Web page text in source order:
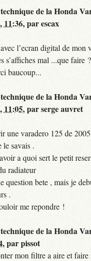
de la Honda
11:36,parescax
l’ecran digital de mon
s’affiches mal ...que faire
baucoup...
de la Honda
11:05,parserge auvret
une varadero 125 de
le savais .
a quoi sert le petit
radiateur
question bete , mais je
.
me repondre !
de la Honda
,parpissot
mon filtre a aire et faire